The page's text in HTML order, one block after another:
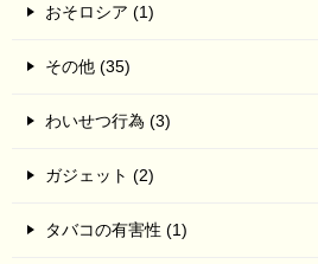
おそロシア (1)
その他 (35)
わいせつ行為 (3)
ガジェット (2)
タバコの有害性 (1)